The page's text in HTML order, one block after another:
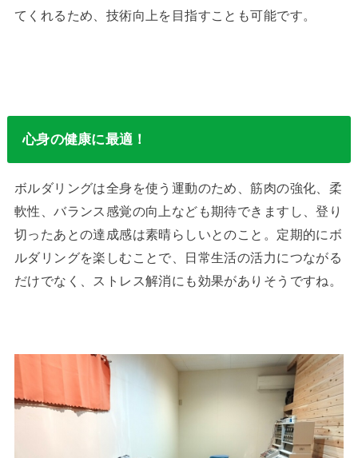
てくれるため、技術向上を目指すことも可能です。
心身の健康に最適！
ボルダリングは全身を使う運動のため、筋肉の強化、柔
軟性、バランス感覚の向上なども期待できますし、登り
切ったあとの達成感は素晴らしいとのこと。定期的にボ
ルダリングを楽しむことで、日常生活の活力につながる
だけでなく、ストレス解消にも効果がありそうですね。